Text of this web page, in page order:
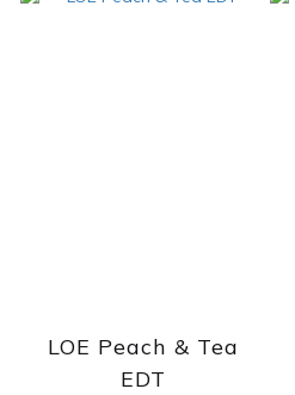
LOE Peach & Tea
EDT